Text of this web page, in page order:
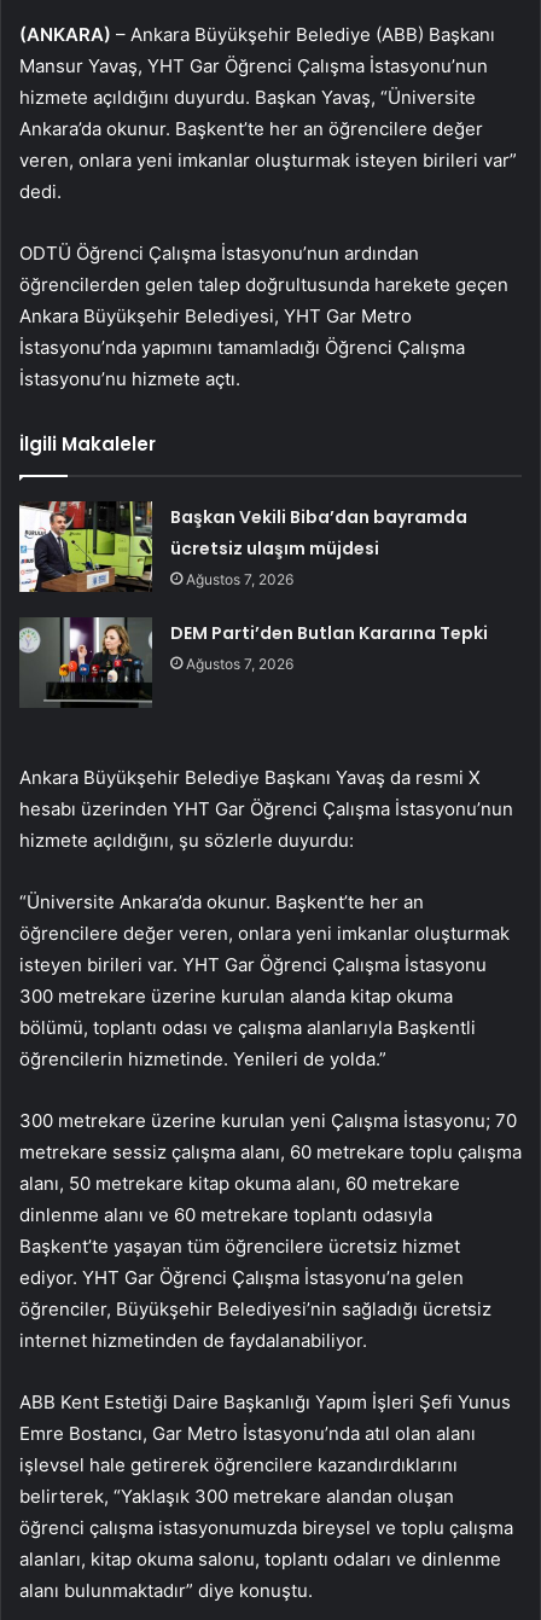
(ANKARA) – Ankara Büyükşehir Belediye (ABB) Başkanı
Mansur Yavaş, YHT Gar Öğrenci Çalışma İstasyonu’nun
hizmete açıldığını duyurdu. Başkan Yavaş, “Üniversite
Ankara’da okunur. Başkent’te her an öğrencilere değer
veren, onlara yeni imkanlar oluşturmak isteyen birileri var”
dedi.
ODTÜ Öğrenci Çalışma İstasyonu’nun ardından
öğrencilerden gelen talep doğrultusunda harekete geçen
Ankara Büyükşehir Belediyesi, YHT Gar Metro
İstasyonu’nda yapımını tamamladığı Öğrenci Çalışma
İstasyonu’nu hizmete açtı.
İlgili Makaleler
Başkan Vekili Biba’dan bayramda
ücretsiz ulaşım müjdesi
Ağustos 7, 2026
DEM Parti’den Butlan Kararına Tepki
Ağustos 7, 2026
Ankara Büyükşehir Belediye Başkanı Yavaş da resmi X
hesabı üzerinden YHT Gar Öğrenci Çalışma İstasyonu’nun
hizmete açıldığını, şu sözlerle duyurdu:
“Üniversite Ankara’da okunur. Başkent’te her an
öğrencilere değer veren, onlara yeni imkanlar oluşturmak
isteyen birileri var. YHT Gar Öğrenci Çalışma İstasyonu
300 metrekare üzerine kurulan alanda kitap okuma
bölümü, toplantı odası ve çalışma alanlarıyla Başkentli
öğrencilerin hizmetinde. Yenileri de yolda.”
300 metrekare üzerine kurulan yeni Çalışma İstasyonu; 70
metrekare sessiz çalışma alanı, 60 metrekare toplu çalışma
alanı, 50 metrekare kitap okuma alanı, 60 metrekare
dinlenme alanı ve 60 metrekare toplantı odasıyla
Başkent’te yaşayan tüm öğrencilere ücretsiz hizmet
ediyor. YHT Gar Öğrenci Çalışma İstasyonu’na gelen
öğrenciler, Büyükşehir Belediyesi’nin sağladığı ücretsiz
internet hizmetinden de faydalanabiliyor.
ABB Kent Estetiği Daire Başkanlığı Yapım İşleri Şefi Yunus
Emre Bostancı, Gar Metro İstasyonu’nda atıl olan alanı
işlevsel hale getirerek öğrencilere kazandırdıklarını
belirterek, “Yaklaşık 300 metrekare alandan oluşan
öğrenci çalışma istasyonumuzda bireysel ve toplu çalışma
alanları, kitap okuma salonu, toplantı odaları ve dinlenme
alanı bulunmaktadır” diye konuştu.